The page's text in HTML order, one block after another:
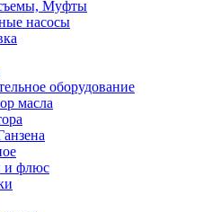
Муфты
насосы
оборудование
масла
и флюс